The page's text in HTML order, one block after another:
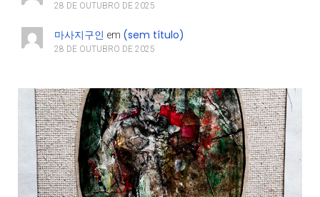
28 DE OUTUBRO DE 2025
마사지구인 em (sem título)
28 DE OUTUBRO DE 2025